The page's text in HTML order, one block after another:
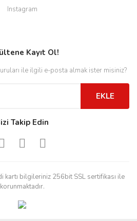
Instagram
Kayıt Ol!
ile ilgili e-posta almak ister misiniz?
EKLE
Takip Edin
kartı bilgileriniz 256bit SSL sertifikası ile
korunmaktadır.